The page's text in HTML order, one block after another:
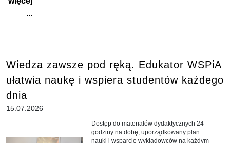
...
Wiedza zawsze pod ręką. Edukator WSPiA
ułatwia naukę i wspiera studentów każdego
dnia
15.07.2026
Dostęp do materiałów dydaktycznych 24
godziny na dobę, uporządkowany plan
nauki i wsparcie wykładowców na każdym